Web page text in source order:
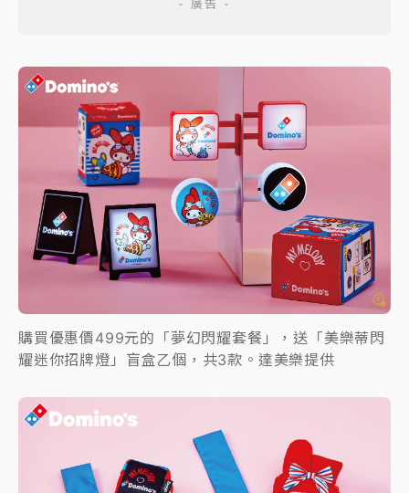
購買優惠價499元的「夢幻閃耀套餐」，送「美樂蒂閃
耀迷你招牌燈」盲盒乙個，共3款。達美樂提供